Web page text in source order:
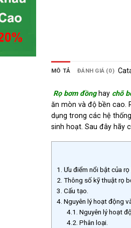
MÔ TẢ ĐÁNH GIÁ (0)
Rọ bơm đồnghay chõ
ăn mòn và độ bền cao.
dụng trong các hệ
sinh hoạt. Sau đây hãy
1.
Ưu điểm nổi bật của rọ
2. Thông số kỹ thuật rọ
3. Cấu tạo.
4. Nguyên lý hoạt động
4.1. Nguyên lý hoạt
4.2. Phân loại.